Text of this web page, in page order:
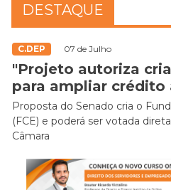
DESTAQUE
C.DEP 07 de Julho
"Projeto autoriza
para ampliar crédito
Proposta do Senado cria o
(FCE) e poderá ser votada
Câmara